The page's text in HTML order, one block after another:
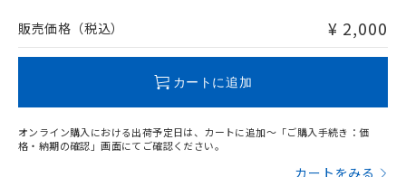
問い合わせください。
販売価格（税込） ¥ 2,000
カートに追加
オンライン購入における出荷予定日は、カートに追加～「ご購入手続き：価
格・納期の確認」画面にてご確認ください。
カートをみる